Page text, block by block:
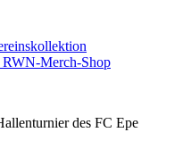
Merch-Shop
des FC Epe